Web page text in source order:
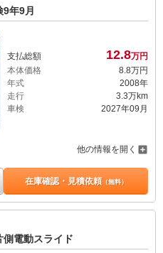
年9月
支払総額 12.8万円
本体価格
8.8万円
年式
2008年
走行
3.3万km
車検
2027年09月
他の情報を開く
在庫確認・見積依頼（無料）
電動スライド